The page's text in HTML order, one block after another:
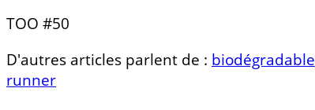
TOO #50
D'autres articles parlent de : biodégradable
runner